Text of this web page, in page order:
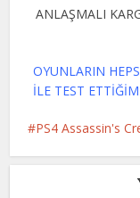
ANLAŞMALI
OYUNLARIN
İLE TEST
PS4 Assassin's